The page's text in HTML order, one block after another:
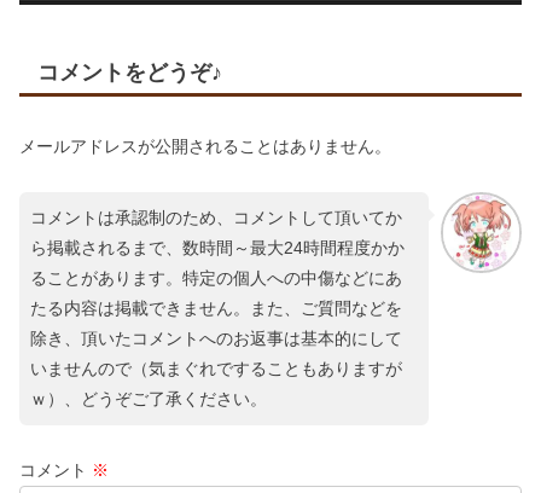
コメントをどうぞ♪
メールアドレスが公開されることはありません。
コメントは承認制のため、コメントして頂いてか
ら掲載されるまで、数時間～最大24時間程度かか
ることがあります。特定の個人への中傷などにあ
たる内容は掲載できません。また、ご質問などを
除き、頂いたコメントへのお返事は基本的にして
いませんので（気まぐれですることもありますが
ｗ）、どうぞご了承ください。
コメント ※